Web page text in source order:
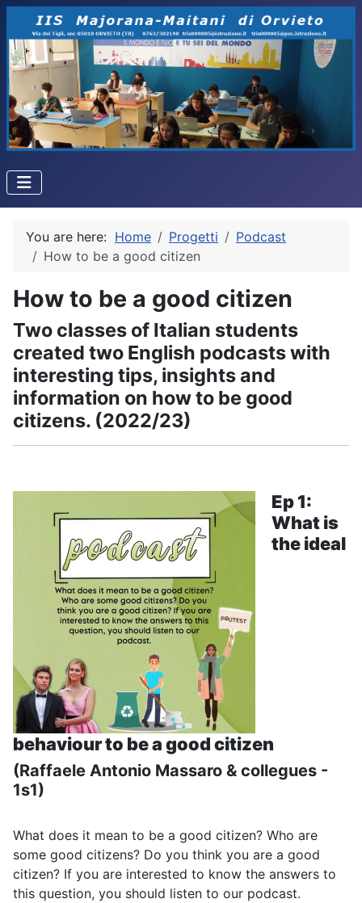
You are here: Home Progetti
Podcast
How to be a good citizen
How to be a good citizen
Two classes of Italian students
created two English podcasts with
interesting tips, insights and
information on how to be good
citizens. (2022/23)
Ep 1:
What is
the ideal
behaviour to be a good citizen
(Raffaele Antonio Massaro & collegues -
1s1)
What does it mean to be a good citizen? Who are
some good citizens? Do you think you are a good
citizen? If you are interested to know the answers to
this question, you should listen to our podcast.